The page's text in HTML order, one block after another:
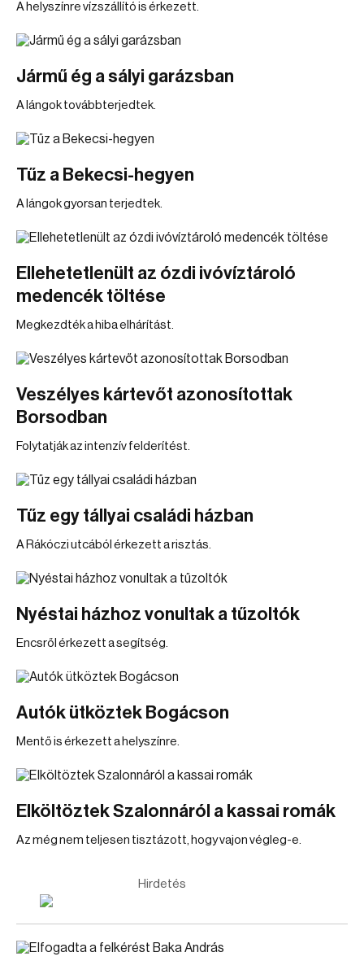
A helyszínre vízszállító is érkezett.
Jármű ég a sályi garázsban
A lángok továbbterjedtek.
Tűz a Bekecsi-hegyen
A lángok gyorsan terjedtek.
Ellehetetlenült az ózdi ivóvíztároló
medencék töltése
Megkezdték a hiba elhárítást.
Veszélyes kártevőt azonosítottak
Borsodban
Folytatják az intenzív felderítést.
Tűz egy tállyai családi házban
A Rákóczi utcából érkezett a risztás.
Nyéstai házhoz vonultak a tűzoltók
Encsről érkezett a segítség.
Autók ütköztek Bogácson
Mentő is érkezett a helyszínre.
Elköltöztek Szalonnáról a kassai romák
Az még nem teljesen tisztázott, hogy vajon végleg-e.
Hirdetés